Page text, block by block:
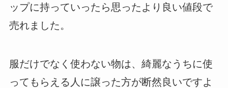
ップに持っていったら思ったより良い値段で
売れました。
服だけでなく使わない物は、綺麗なうちに使
ってもらえる人に譲った方が断然良いですよ